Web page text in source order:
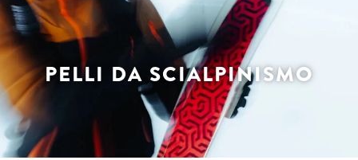
PELLI DA SCIALPINISMO